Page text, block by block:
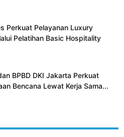
Perkuat Pelayanan Luxury
Pelatihan Basic Hospitality
BPBD DKI Jakarta Perkuat
Bencana Lewat Kerja Sama...